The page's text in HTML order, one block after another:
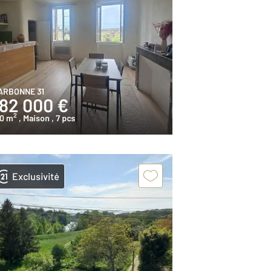
31
000 €
m2 , Maison , 7 pcs
Exclusivité